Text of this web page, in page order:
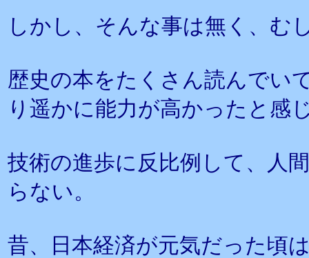
しかし、そんな事は無く、む
歴史の本をたくさん読んでい
り遥かに能力が高かったと感
技術の進歩に反比例して、人
らない。
昔、日本経済が元気だった頃